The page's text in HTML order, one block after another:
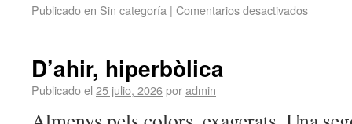
Publicado en Sin categoría | Comentarios desactivados
D’ahir, hiperbòlica
Publicado el 25 julio, 2026poradmin